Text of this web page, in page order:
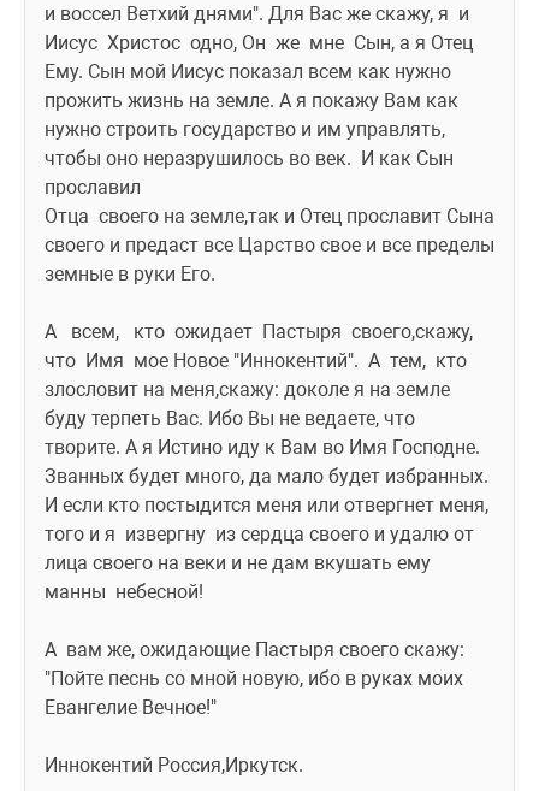
и воссел Ветхий днями". Для Вас же скажу, я  и
Иисус  Христос  одно, Он  же  мне  Сын, а я Отец
Ему. Сын мой Иисус показал всем как нужно
прожить жизнь на земле. А я покажу Вам как
нужно строить государство и им управлять,
чтобы оно неразрушилось во век.  И как Сын
прославил
Отца  своего на земле,так и Отец прославит Сына
своего и предаст все Царство свое и все пределы
земные в руки Его.
А   всем,   кто  ожидает  Пастыря  своего,скажу,
что  Имя  мое Новое "Иннокентий".  А  тем,  кто
злословит на меня,скажу: доколе я на земле
буду терпеть Вас. Ибо Вы не ведаете, что
творите. А я Истино иду к Вам во Имя Господне.
Званных будет много, да мало будет избранных.
И если кто постыдится меня или отвергнет меня,
того и я  извергну  из сердца своего и удалю от
лица своего на веки и не дам вкушать ему
манны  небесной!
А  вам же, ожидающие Пастыря своего скажу:
"Пойте песнь со мной новую, ибо в руках моих
Евангелие Вечное!"
Иннокентий Россия,Иркутск.